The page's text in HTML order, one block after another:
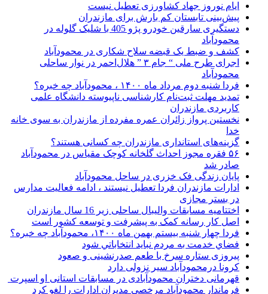
ایام نوروز جهاد کشاورزی تعطیل نیست
پیش‌بینی تابستان کم بارش برای مازندران
دستگیری سارقین خودرو پژو 405 با شلیک گلوله در
محمودآباد
کشف و ضبط یک قبضه سلاح شکاری در محمودآباد
اجرای طرح ملی “ جام ۳ ” هلال‌احمر در نوار ساحلی
محمودآباد
فردا شنبه دوم مرداد ماه ۱۴۰۰ ، محمودآباد چه خبره؟
تمدید مهلت ثبت‌نام کارشناسی ناپیوسته دانشگاه علمی
کاربردی مازندران
نخستین پرواز زائران عمره مفرده از مازندران به سوی خانه
خدا
گزینه‌های استانداری مازندران چه کسانی هستند؟
۵۶ فقره مجوز احداث گلخانه کوچک مقیاس در محمودآباد
صادر شد
پایان زندگی فک خزری در ساحل محمودآباد
ادارات مازندران فردا تعطیل نیستند ، ادامه فعالیت مدارس
در بستر مجازی
اختتامیه مسابقات والیبال ساحلی زیر 16 سال مازندران
اصل کار رسانه کمک به پیشرفت و توسعه کشور است
فردا چهار شنبه بیستم بهمن ماه ۱۴۰۰، محمودآباد چه خبره؟
فضاي خدمت به مردم نبايد انتخاباتي شود
پیروزی ستاره سرخ با طعم صدرنشینی و صعود
کرونا درمحمودآباد سیر نزولی دارد
قهرمانی دختران محمودآبادی در مسابقات استانی او اسپرت
فرماندار محمودآباد مرخصی مدیران ادارات را لغو کرد